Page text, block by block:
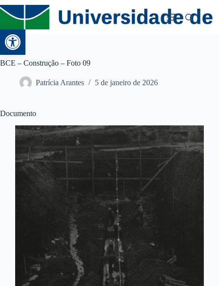
Abrir a barra de ferramentas
BCE – Construção – Foto 09
Patrícia Arantes 5 de janeiro de 2026
Documento